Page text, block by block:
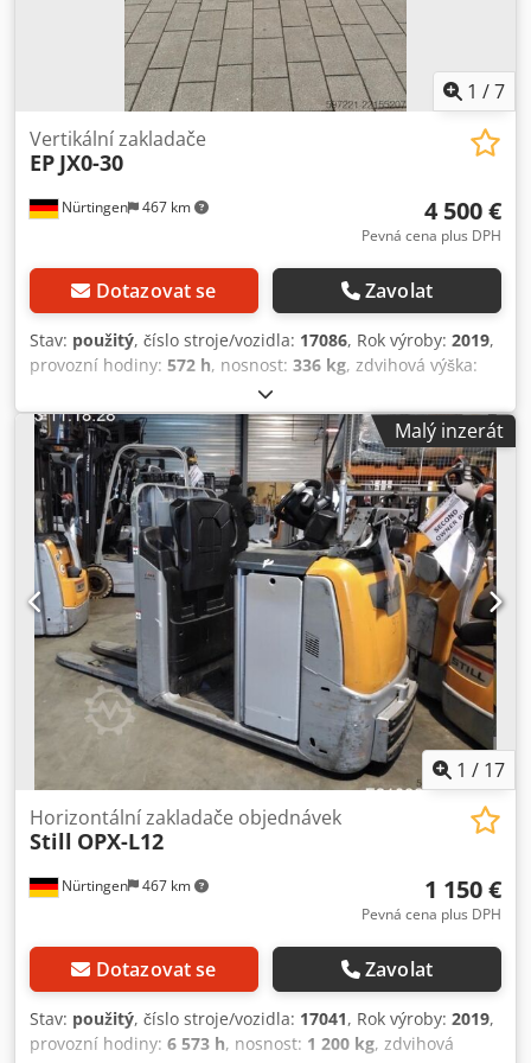
1 /7
Nürtingen 467 km
Vertikální zakladače
EP JX0-30
4 500 €
Pevná cena plus DPH
Dotazovat se Zavolat
Stav: použitý, číslo stroje/vozidla: 17086, Rok výroby: 2019,
provozní hodiny: 572 h, nosnost: 336 kg, zdvihová výška:
elektrický
stavební výška:1 360 mm, napětí baterie:24 V, celková
hmotnost:800 kg, 5145468 Sériové číslo: 2281300062
Informace o baterii: 24 V, NOVÁ!!! (05.2026) Cedezfd Tispfx
Af Uerf
Malý inzerát
1 / 17
Nürtingen 467 km
Horizontální zakladače objednávek
Still OPX-L12
1 150 €
Pevná cena plus DPH
Dotazovat se Zavolat
Stav: použitý, číslo stroje/vozidla: 17041, Rok výroby: 2019,
provozní hodiny: 6 573 h, nosnost: 1 200 kg, zdvihová